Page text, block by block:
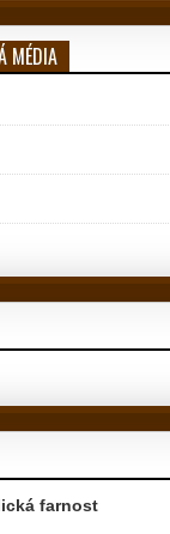
MÉDIA
farnost